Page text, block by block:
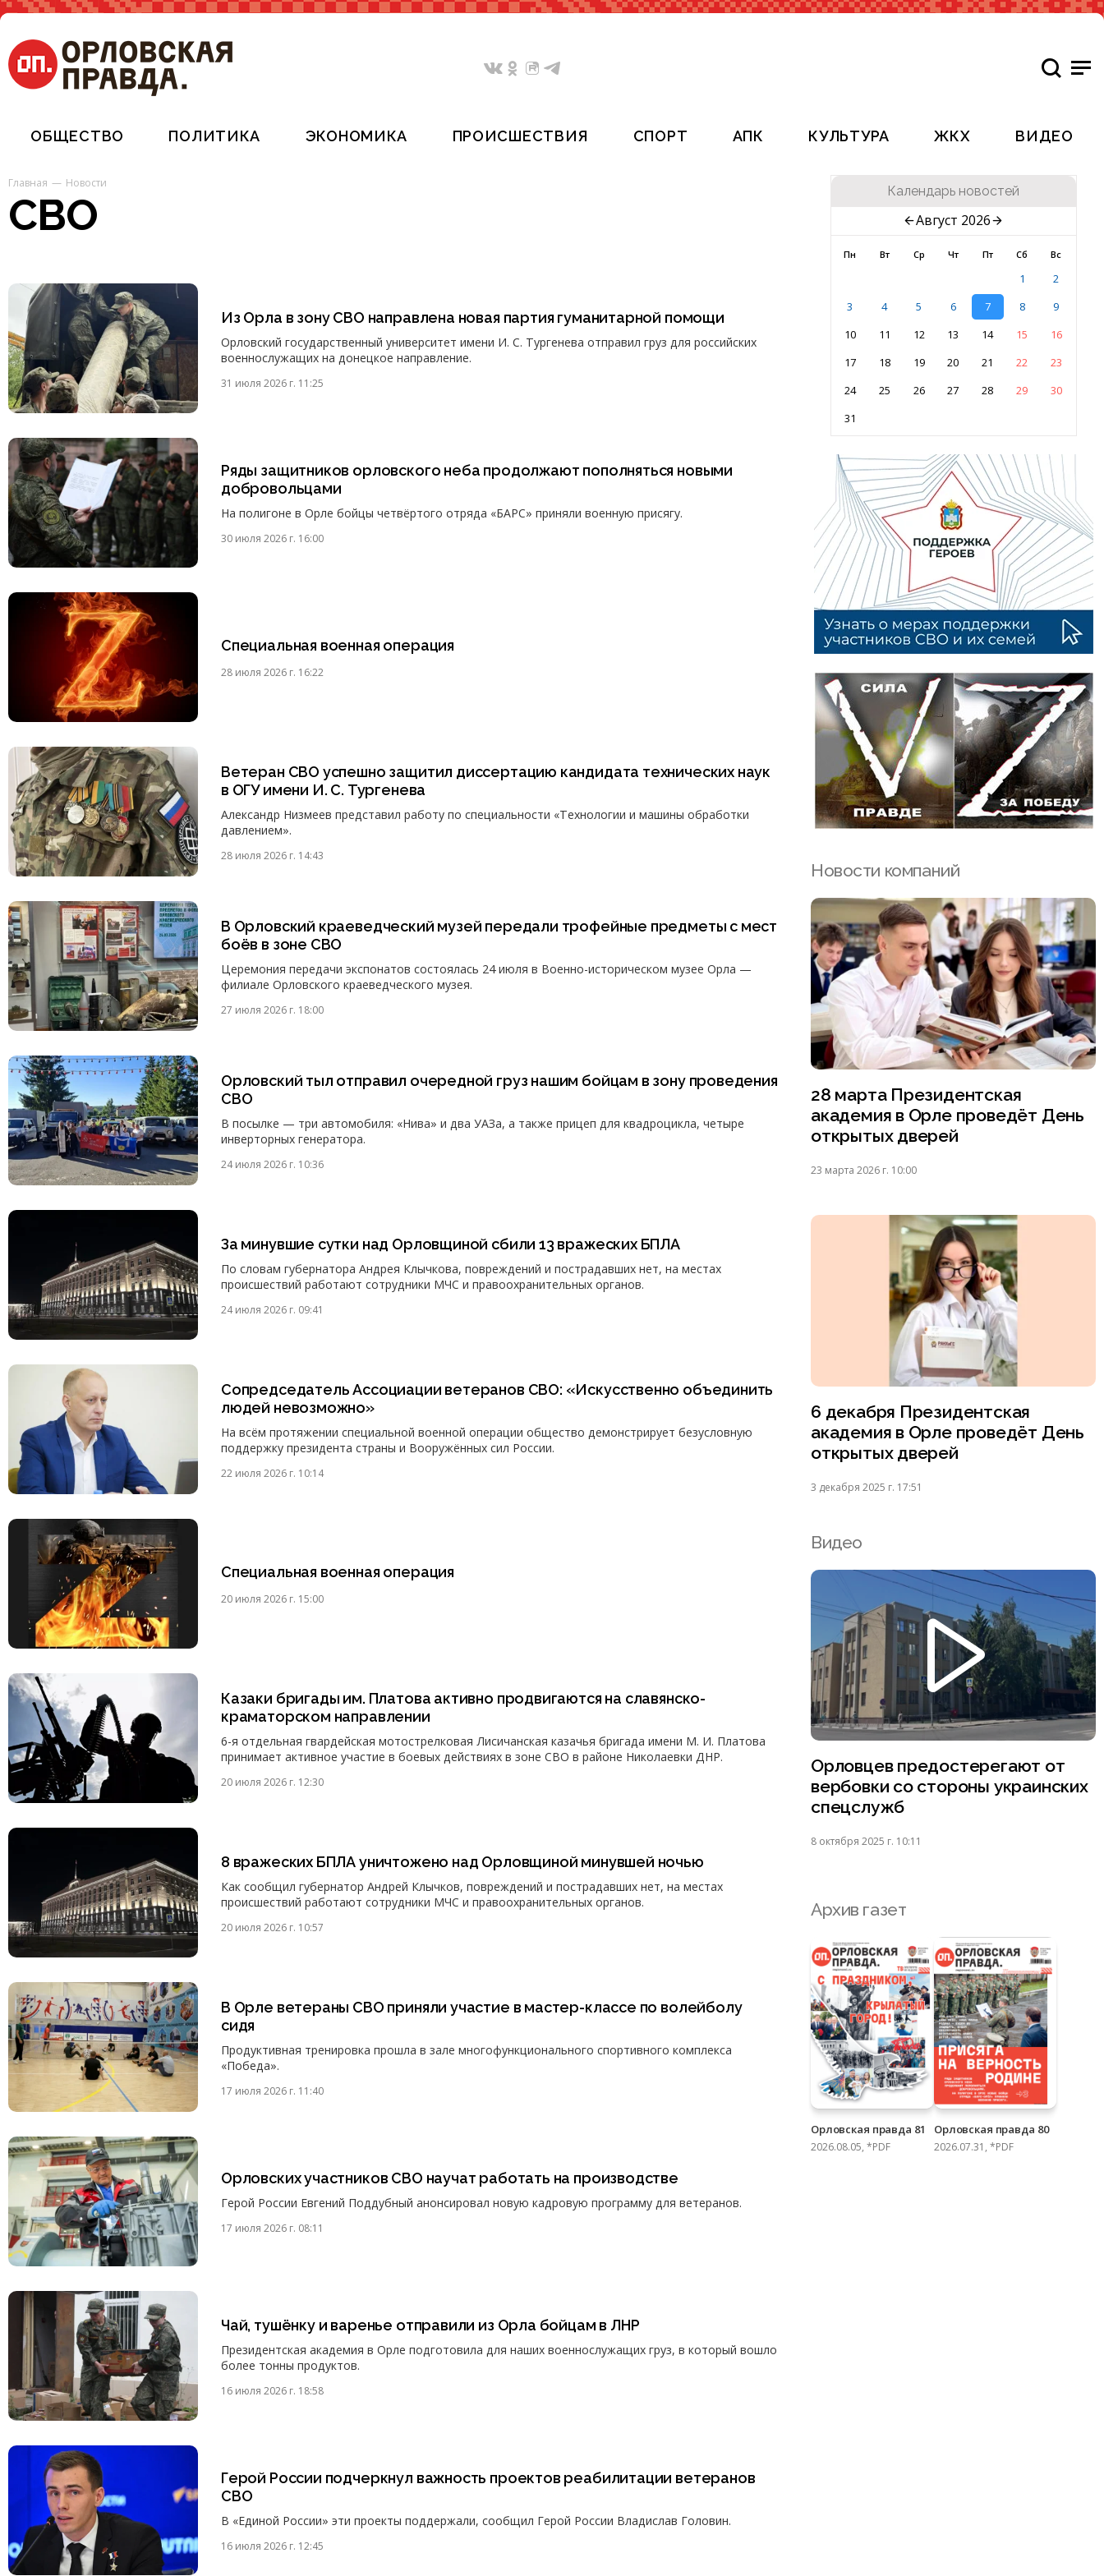
ОБЩЕСТВО ПОЛИТИКА ЭКОНОМИКА ПРОИСШЕСТВИЯ СПОРТ АПК КУЛЬТУРА ЖКХ ВИДЕО
Главная Новости
СВО
Из Орла в зону СВО направлена новая партия гуманитарной помощи
Орловский государственный университет имени И. С. Тургенева отправил груз для российских
военнослужащих на донецкое направление.
31 июля 2026 г. 11:25
Ряды защитников орловского неба продолжают пополняться новыми
добровольцами
На полигоне в Орле бойцы четвёртого отряда «БАРС» приняли военную присягу.
30 июля 2026 г. 16:00
Специальная военная операция
28 июля 2026 г. 16:22
Ветеран СВО успешно защитил диссертацию кандидата технических наук
в ОГУ имени И. С. Тургенева
Александр Низмеев представил работу по специальности «Технологии и машины обработки
давлением».
28 июля 2026 г. 14:43
В Орловский краеведческий музей передали трофейные предметы с мест
боёв в зоне СВО
Церемония передачи экспонатов состоялась 24 июля в Военно-историческом музее Орла —
филиале Орловского краеведческого музея.
27 июля 2026 г. 18:00
Орловский тыл отправил очередной груз нашим бойцам в зону проведения
СВО
В посылке — три автомобиля: «Нива» и два УАЗа, а также прицеп для квадроцикла, четыре
инверторных генератора.
24 июля 2026 г. 10:36
За минувшие сутки над Орловщиной сбили 13 вражеских БПЛА
По словам губернатора Андрея Клычкова, повреждений и пострадавших нет, на местах
происшествий работают сотрудники МЧС и правоохранительных органов.
24 июля 2026 г. 09:41
Сопредседатель Ассоциации ветеранов СВО: «Искусственно объединить
людей невозможно»
На всём протяжении специальной военной операции общество демонстрирует безусловную
поддержку президента страны и Вооружённых сил России.
22 июля 2026 г. 10:14
Специальная военная операция
20 июля 2026 г. 15:00
Казаки бригады им. Платова активно продвигаются на славянско-
краматорском направлении
6-я отдельная гвардейская мотострелковая Лисичанская казачья бригада имени М. И. Платова
принимает активное участие в боевых действиях в зоне СВО в районе Николаевки ДНР.
20 июля 2026 г. 12:30
8 вражеских БПЛА уничтожено над Орловщиной минувшей ночью
Как сообщил губернатор Андрей Клычков, повреждений и пострадавших нет, на местах
происшествий работают сотрудники МЧС и правоохранительных органов.
20 июля 2026 г. 10:57
В Орле ветераны СВО приняли участие в мастер-классе по волейболу
сидя
Продуктивная тренировка прошла в зале многофункционального спортивного комплекса
«Победа».
17 июля 2026 г. 11:40
Орловских участников СВО научат работать на производстве
Герой России Евгений Поддубный анонсировал новую кадровую программу для ветеранов.
17 июля 2026 г. 08:11
Чай, тушёнку и варенье отправили из Орла бойцам в ЛНР
Президентская академия в Орле подготовила для наших военнослужащих груз, в который вошло
более тонны продуктов.
16 июля 2026 г. 18:58
Герой России подчеркнул важность проектов реабилитации ветеранов
СВО
В «Единой России» эти проекты поддержали, сообщил Герой России Владислав Головин.
16 июля 2026 г. 12:45
Календарь новостей
Август 2026
Пн Вт Ср Чт Пт Сб Вс
1
2
3
4 5 6 7 8
9
10
11 12 13 14 15
16
17
18 19 20 21 22
23
24
25 26 27 28 29
30
31
Новости компаний
28 марта Президентская
академия в Орле проведёт День
открытых дверей
23 марта 2026 г. 10:00
6 декабря Президентская
академия в Орле проведёт День
открытых дверей
3 декабря 2025 г. 17:51
Видео
Орловцев предостерегают от
вербовки со стороны украинских
спецслужб
8 октября 2025 г. 10:11
Архив газет
Орловская правда 81
2026.08.05, *PDF
Орловская правда 80
2026.07.31, *PDF